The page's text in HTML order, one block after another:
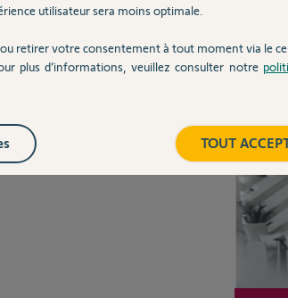
utilisateur sera moins optimale.
retirer votre consentement à tout moment via le
plus d’informations, veuillez consulter notre
TOUT